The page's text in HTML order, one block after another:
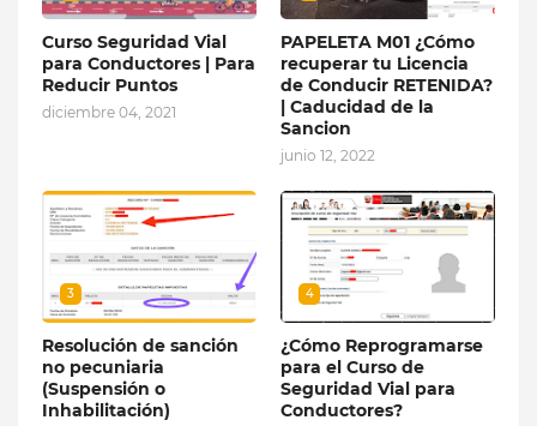
Curso Seguridad Vial
para Conductores | Para
Reducir Puntos
diciembre 04, 2021
PAPELETA M01 ¿Cómo
recuperar tu Licencia
de Conducir RETENIDA?
| Caducidad de la
Sancion
junio 12, 2022
3
Resolución de sanción
no pecuniaria
(Suspensión o
Inhabilitación)
4
¿Cómo Reprogramarse
para el Curso de
Seguridad Vial para
Conductores?